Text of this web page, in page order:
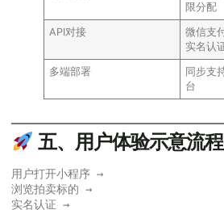
限分配
API对接
微信支
实名认
多端部署
同步支
台
五、用户体验示意流程
用户打开小程序 →
浏览拍卖标的 →
实名认证 →